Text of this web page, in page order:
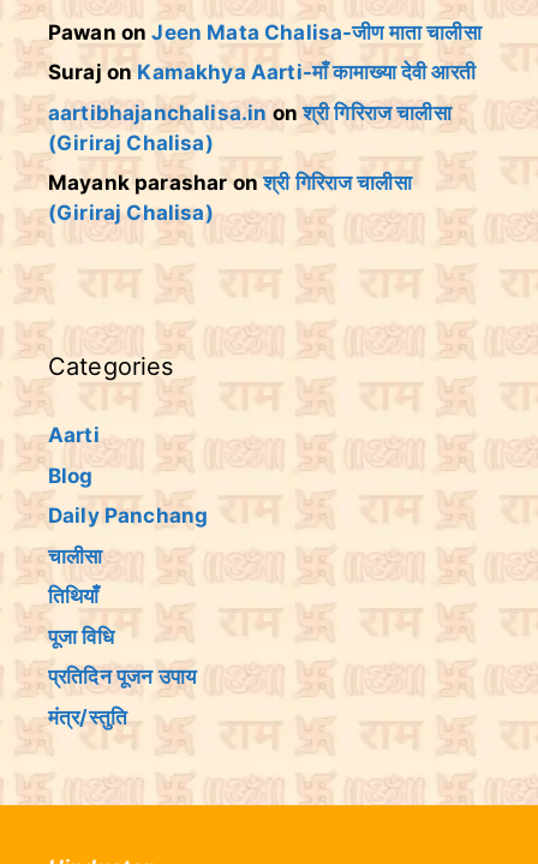
Pawan onJeen Mata Chalisa-जीण माता चालीसा
Suraj on Kamakhya Aarti-माँ कामाख्या देवी आरती
aartibhajanchalisa.in onश्री गिरिराज चालीसा
(Giriraj Chalisa)
Mayank parashar onश्री गिरिराज चालीसा
(Giriraj Chalisa)
Categories
Aarti
Blog
Daily Panchang
चालीसा
तिथियांँ
पूजा विधि
प्रतिदिन पूजन उपाय
मंत्र/स्तुति